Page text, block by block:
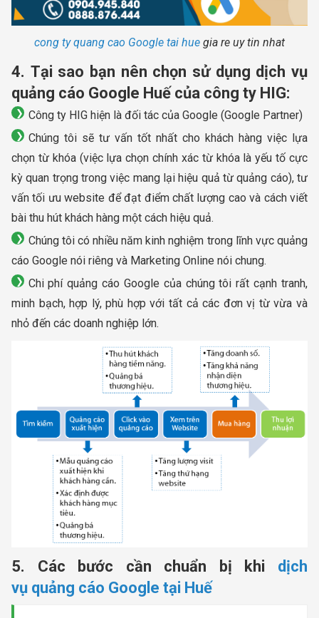
cong ty quang cao Google tai hue gia re uy tin nhat
4. Tại sao bạn nên chọn sử dụng dịch vụ
quảng cáo Google Huế của công ty HIG:
Công ty HIG hiện là đối tác của Google (Google Partner)
Chúng tôi sẽ tư vấn tốt nhất cho khách hàng việc lựa
chọn từ khóa (việc lựa chọn chính xác từ khóa là yếu tố cực
kỳ quan trọng trong việc mang lại hiệu quả từ quảng cáo), tư
vấn tối ưu website để đạt điểm chất lượng cao và cách viết
bài thu hút khách hàng một cách hiệu quả.
Chúng tôi có nhiều năm kinh nghiệm trong lĩnh vực quảng
cáo Google nói riêng và Marketing Online nói chung.
Chi phí quảng cáo Google của chúng tôi rất cạnh tranh,
minh bạch, hợp lý, phù hợp với tất cả các đơn vị từ vừa và
nhỏ đến các doanh nghiệp lớn.
5. Các bước cần chuẩn bị khi dịch
vụ quảng cáo Google tại Huế